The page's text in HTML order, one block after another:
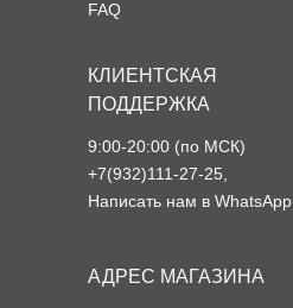
FAQ
КЛИЕНТСКАЯ
ПОДДЕРЖКА
АДРЕС МАГАЗИНА
9:00-20:00 (по МСК)
+7(932)111-27-25,
Написать нам в WhatsApp